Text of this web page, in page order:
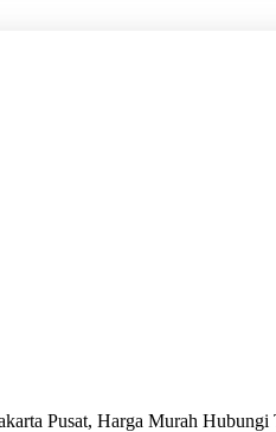
Pusat, Harga Murah